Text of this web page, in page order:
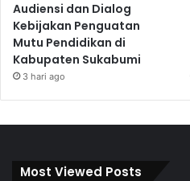
Audiensi dan Dialog
Kebijakan Penguatan
Mutu Pendidikan di
Kabupaten Sukabumi
3 hari ago
Most Viewed Posts